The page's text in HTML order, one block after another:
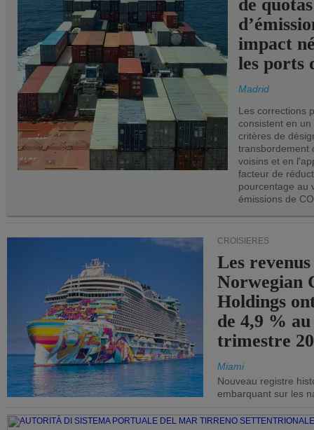
de quotas
impact
les ports
Madrid
Les corrections
consistent en
critères de
transbordement
voisins et en
facteur de
pourcentage au
émissions de
CROISIÈRES
Les
Norwegian
Holdings
de 4,9 %
trimestre
Miami
Nouveau registre
embarquant sur les